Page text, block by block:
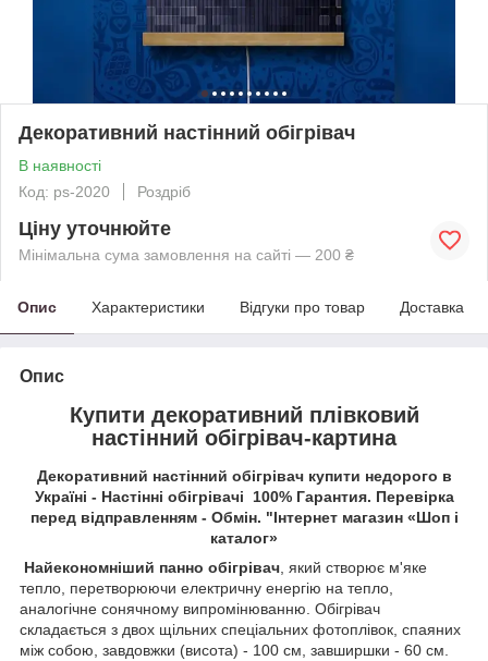
Декоративний настінний обігрівач
В наявності
Код: ps-2020
Роздріб
Ціну уточнюйте
Мінімальна сума замовлення на сайті — 200 ₴
Опис Характеристики Відгуки про товар Доставка
Опис
Купити декоративний плівковий
настінний обігрівач-картина
Декоративний настінний обігрівач купити недорого в
Україні - Настінні обігрівачі 100% Гарантия. Перевірка
перед відправленням - Обмін. "Інтернет магазин «Шоп і
каталог»
Найекономніший панно обігрівач, який створює м'яке
тепло, перетворюючи електричну енергію на тепло,
аналогічне сонячному випромінюванню. Обігрівач
складається з двох щільних спеціальних фотоплівок, спаяних
між собою, завдовжки (висота) - 100 см, завширшки - 60 см.